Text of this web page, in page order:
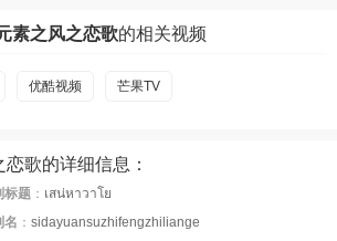
素之风之恋歌的相关视频
优酷视频 芒果TV
歌的详细信息：
标题 ： เสน่หาวาโย
名 ： sidayuansuzhifengzhiliange